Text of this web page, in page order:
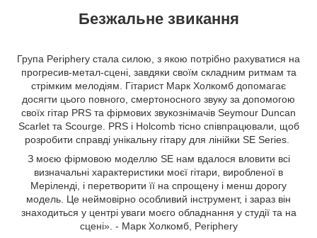
Безжальне звикання
Група Periphery стала силою, з якою потрібно рахуватися на
прогресив-метал-сцені, завдяки своїм складним ритмам та
стрімким мелодіям. Гітарист Марк Холкомб допомагає
досягти цього повного, смертоносного звуку за допомогою
своїх гітар PRS та фірмових звукознімачів Seymour Duncan
Scarlet та Scourge. PRS і Holcomb тісно співпрацювали, щоб
розробити справді унікальну гітару для лінійки SE Series.
З моєю фірмовою моделлю SE нам вдалося вловити всі
визначальні характеристики моєї гітари, виробленої в
Меріленді, і перетворити її на спрощену і менш дорогу
модель. Це неймовірно особливий інструмент, і зараз він
знаходиться у центрі уваги моєго обладнання у студії та на
сцені». - Марк Холкомб, Periphery